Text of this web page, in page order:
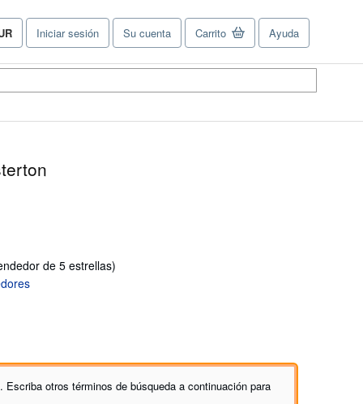
Iniciar sesión Su cuenta Carrito Ayuda
de 5 estrellas)
estrellas
otros términos de búsqueda a continuación para